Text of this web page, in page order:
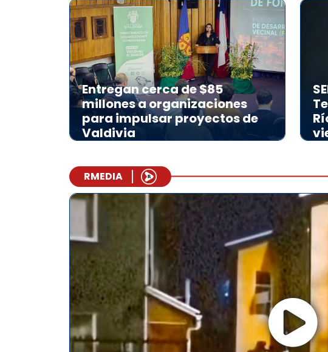
Entregan cerca de $85
millones a organizaciones
para impulsar proyectos de
Valdivia
RMEDIA